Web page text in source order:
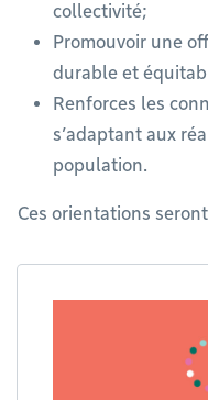
collectivité;
Promouvoir une
durable et
Renforces les
s’adaptant aux
population.
Ces orientations